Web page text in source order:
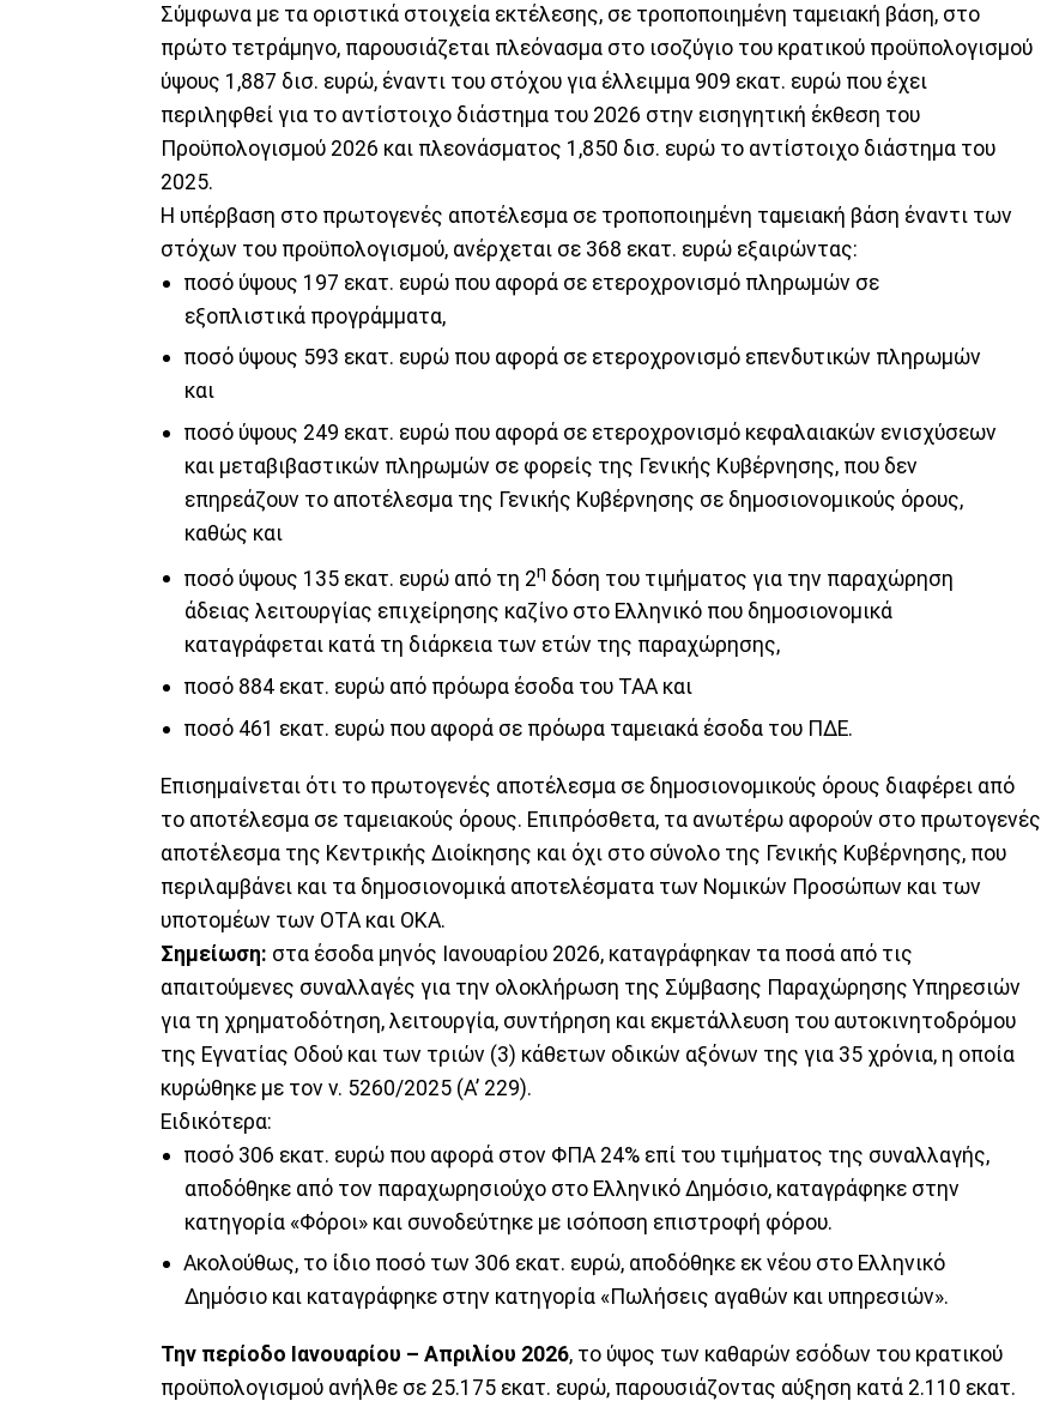
Σύμφωνα με τα οριστικά στοιχεία εκτέλεσης, σε τροποποιημένη ταμειακή βάση, στο
πρώτο τετράμηνο, παρουσιάζεται πλεόνασμα στο ισοζύγιο του κρατικού προϋπολογισμού
ύψους 1,887 δισ. ευρώ, έναντι του στόχου για έλλειμμα 909 εκατ. ευρώ που έχει
περιληφθεί για το αντίστοιχο διάστημα του 2026 στην εισηγητική έκθεση του
Προϋπολογισμού 2026 και πλεονάσματος 1,850 δισ. ευρώ το αντίστοιχο διάστημα του
2025.
Η υπέρβαση στο πρωτογενές αποτέλεσμα σε τροποποιημένη ταμειακή βάση έναντι των
στόχων του προϋπολογισμού, ανέρχεται σε 368 εκατ. ευρώ εξαιρώντας:
ποσό ύψους 197 εκατ. ευρώ που αφορά σε ετεροχρονισμό πληρωμών σε
εξοπλιστικά προγράμματα,
ποσό ύψους 593 εκατ. ευρώ που αφορά σε ετεροχρονισμό επενδυτικών πληρωμών
και
ποσό ύψους 249 εκατ. ευρώ που αφορά σε ετεροχρονισμό κεφαλαιακών ενισχύσεων
και μεταβιβαστικών πληρωμών σε φορείς της Γενικής Κυβέρνησης, που δεν
επηρεάζουν το αποτέλεσμα της Γενικής Κυβέρνησης σε δημοσιονομικούς όρους,
καθώς και
ποσό ύψους 135 εκατ. ευρώ από τη 2η δόση του τιμήματος για την παραχώρηση
άδειας λειτουργίας επιχείρησης καζίνο στο Ελληνικό που δημοσιονομικά
καταγράφεται κατά τη διάρκεια των ετών της παραχώρησης,
ποσό 884 εκατ. ευρώ από πρόωρα έσοδα του ΤΑΑ και
ποσό 461 εκατ. ευρώ που αφορά σε πρόωρα ταμειακά έσοδα του ΠΔΕ.
Επισημαίνεται ότι το πρωτογενές αποτέλεσμα σε δημοσιονομικούς όρους διαφέρει από
το αποτέλεσμα σε ταμειακούς όρους. Επιπρόσθετα, τα ανωτέρω αφορούν στο πρωτογενές
αποτέλεσμα της Κεντρικής Διοίκησης και όχι στο σύνολο της Γενικής Κυβέρνησης, που
περιλαμβάνει και τα δημοσιονομικά αποτελέσματα των Νομικών Προσώπων και των
υποτομέων των ΟΤΑ και ΟΚΑ.
Σημείωση: στα έσοδα μηνός Ιανουαρίου 2026, καταγράφηκαν τα ποσά από τις
απαιτούμενες συναλλαγές για την ολοκλήρωση της Σύμβασης Παραχώρησης Υπηρεσιών
για τη χρηματοδότηση, λειτουργία, συντήρηση και εκμετάλλευση του αυτοκινητοδρόμου
της Εγνατίας Οδού και των τριών (3) κάθετων οδικών αξόνων της για 35 χρόνια, η οποία
κυρώθηκε με τον ν. 5260/2025 (Α’ 229).
Ειδικότερα:
ποσό 306 εκατ. ευρώ που αφορά στον ΦΠΑ 24% επί του τιμήματος της συναλλαγής,
αποδόθηκε από τον παραχωρησιούχο στο Ελληνικό Δημόσιο, καταγράφηκε στην
κατηγορία «Φόροι» και συνοδεύτηκε με ισόποση επιστροφή φόρου.
Ακολούθως, το ίδιο ποσό των 306 εκατ. ευρώ, αποδόθηκε εκ νέου στο Ελληνικό
Δημόσιο και καταγράφηκε στην κατηγορία «Πωλήσεις αγαθών και υπηρεσιών».
Την περίοδο Ιανουαρίου – Απριλίου 2026, το ύψος των καθαρών εσόδων του κρατικού
προϋπολογισμού ανήλθε σε 25.175 εκατ. ευρώ, παρουσιάζοντας αύξηση κατά 2.110 εκατ.